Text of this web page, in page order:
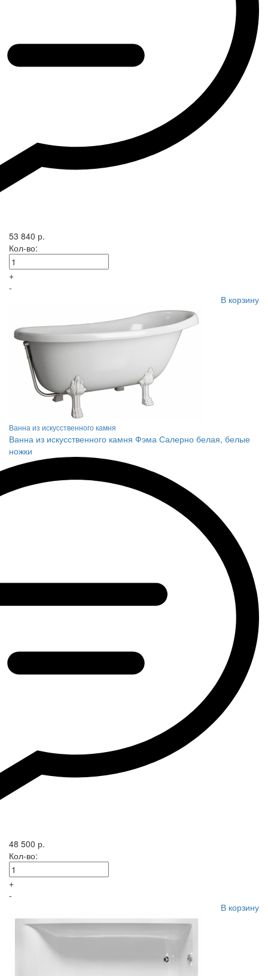
53 840 р.
Кол-во:
+
-
В корзину
Ванна из искусственного камня
Ванна из искусственного камня Фэма Салерно белая, белые
ножки
48 500 р.
Кол-во:
+
-
В корзину